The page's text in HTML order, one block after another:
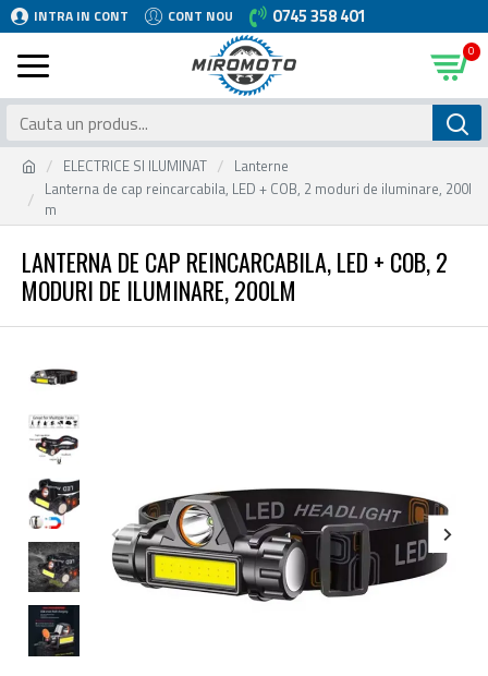
INTRA IN CONT CONT NOU 0745 358 401
0
ELECTRICE SI ILUMINAT
Lanterne
Lanterna de cap reincarcabila, LED + COB, 2 moduri de iluminare, 200l
m
LANTERNA DE CAP REINCARCABILA, LED + COB, 2
MODURI DE ILUMINARE, 200LM